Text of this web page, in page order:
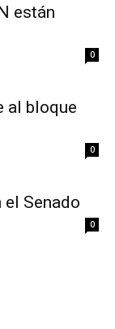
están
0
al bloque
0
el Senado
0